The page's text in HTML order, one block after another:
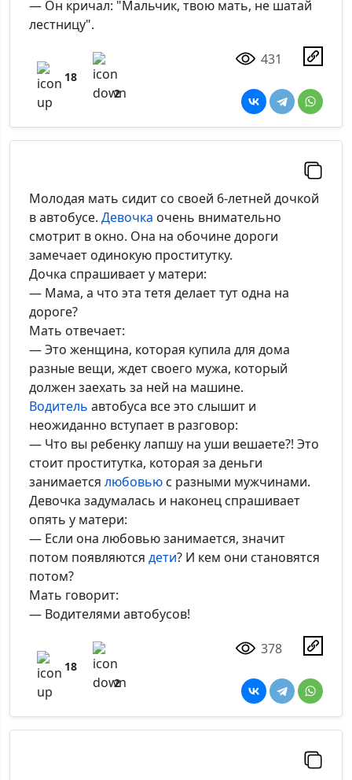
— Он кричал: "Мальчик, твою мать, не шатай
лестницу".
18
2
431
Молодая мать сидит со своей 6-летней дочкой
в автобусе. Девочка очень внимательно
смотрит в окно. Она на обочине дороги
замечает одинокую проститутку.
Дочка спрашивает у матери:
— Мама, а что эта тетя делает тут одна на
дороге?
Мать отвечает:
— Это женщина, которая купила для дома
разные вещи, ждет своего мужа, который
должен заехать за ней на машине.
Водитель автобуса все это слышит и
неожиданно вступает в разговор:
— Что вы ребенку лапшу на уши вешаете?! Это
стоит проститутка, которая за деньги
занимается любовью с разными мужчинами.
Девочка задумалась и наконец спрашивает
опять у матери:
— Если она любовью занимается, значит
потом появляются дети? И кем они становятся
потом?
Мать говорит:
— Водителями автобусов!
18
2
378